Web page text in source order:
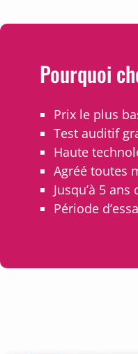
Pourquoi
Prix le plus
Test auditif
Haute
Agréé toutes
Jusqu’à 5
Période